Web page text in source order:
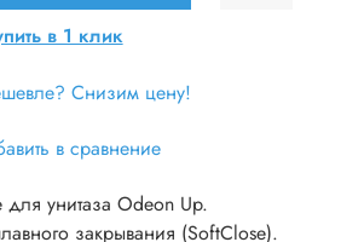
в 1 клик
Снизим цену!
в сравнение
унитаза Odeon Up.
закрывания (SoftClose).